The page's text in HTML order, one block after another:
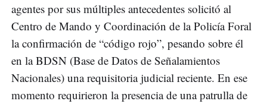
agentes por sus múltiples antecedentes solicitó al
Centro de Mando y Coordinación de la Policía Foral
la confirmación de “código rojo”, pesando sobre él
en la BDSN (Base de Datos de Señalamientos
Nacionales) una requisitoria judicial reciente. En ese
momento requirieron la presencia de una patrulla de